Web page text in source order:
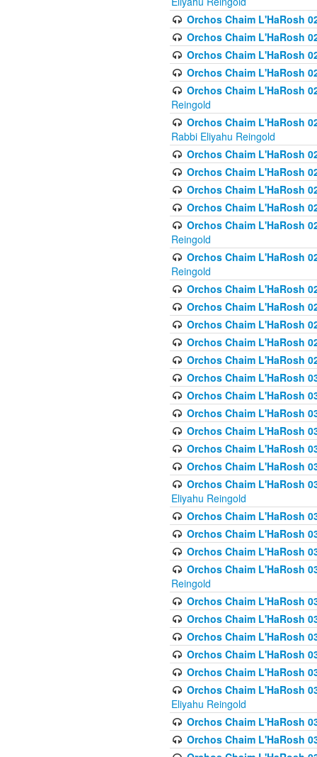
Orchos Chaim L'HaRosh
Orchos Chaim L'HaRosh
Orchos Chaim L'HaRosh
Orchos Chaim L'HaRosh
Orchos Chaim L'HaRosh
Reingold
Orchos Chaim L'HaRosh
Rabbi Eliyahu Reingold
Orchos Chaim L'HaRosh
Orchos Chaim L'HaRosh
Orchos Chaim L'HaRosh
Orchos Chaim L'HaRosh
Orchos Chaim L'HaRosh
Reingold
Orchos Chaim L'HaRosh
Reingold
Orchos Chaim L'HaRosh
Orchos Chaim L'HaRosh
Orchos Chaim L'HaRosh
Orchos Chaim L'HaRosh
Orchos Chaim L'HaRosh
Orchos Chaim L'HaRosh
Orchos Chaim L'HaRosh
Orchos Chaim L'HaRosh
Orchos Chaim L'HaRosh
Orchos Chaim L'HaRosh
Orchos Chaim L'HaRosh
Orchos Chaim L'HaRosh
Eliyahu Reingold
Orchos Chaim L'HaRosh
Orchos Chaim L'HaRosh
Orchos Chaim L'HaRosh
Orchos Chaim L'HaRosh
Reingold
Orchos Chaim L'HaRosh
Orchos Chaim L'HaRosh
Orchos Chaim L'HaRosh
Orchos Chaim L'HaRosh
Orchos Chaim L'HaRosh
Orchos Chaim L'HaRosh
Eliyahu Reingold
Orchos Chaim L'HaRosh
Orchos Chaim L'HaRosh